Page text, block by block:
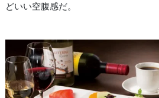
どいい空腹感だ。